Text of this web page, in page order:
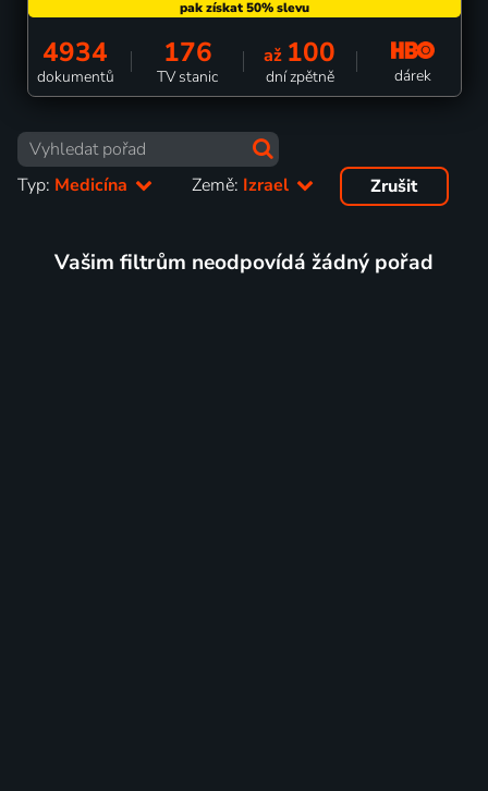
4934
dokumentů
176
TV stanic
až 100
dní zpětně dárek
Typ: Medicína Země: Izrael Zrušit
Vašim filtrům neodpovídá žádný pořad